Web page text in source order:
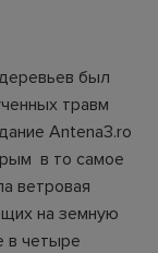
был
травм
Antena3.ro
в то самое
ветровая
на земную
в четыре